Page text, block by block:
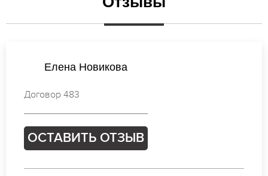
Наталья Михайлова
Договор 755
ОСТАВИТЬ ОТЗЫВ